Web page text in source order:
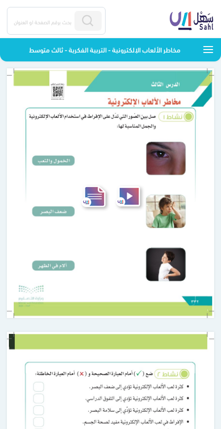
مخاطر الألعاب الإلكترونية - التربية الفكرية - ثالث متوسط